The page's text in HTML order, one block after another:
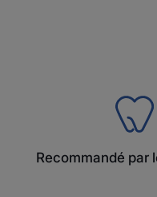
Recommandé par